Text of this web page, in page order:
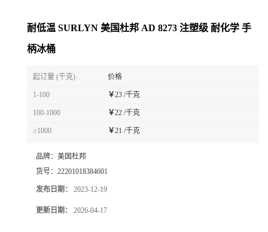
耐低温 SURLYN 美国杜邦 AD 8273 注塑级 耐化学 手
柄冰桶
起订量 (千克) 价格
1-100 ￥23 /千克
100-1000 ￥22 /千克
≥1000 ￥21 /千克
品牌： 美国杜邦
货号： 22201018384601
发布日期： 2023-12-19
更新日期： 2026-04-17